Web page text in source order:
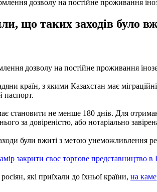
дозволу на постійне проживання
що таких заходів було
дозволу на постійне проживання
країн, з якими Казахстан має
паспорт.
становити не менше 180 днів. Для
за довіреністю, або нотаріально
були вжиті з метою унеможливлення
закрити своє торгове представництво в
які приїхали до їхньої країни, на